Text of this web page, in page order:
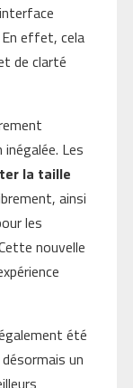
effet, cela
de clarté
Les
la taille
ainsi
les
nouvelle
été
un